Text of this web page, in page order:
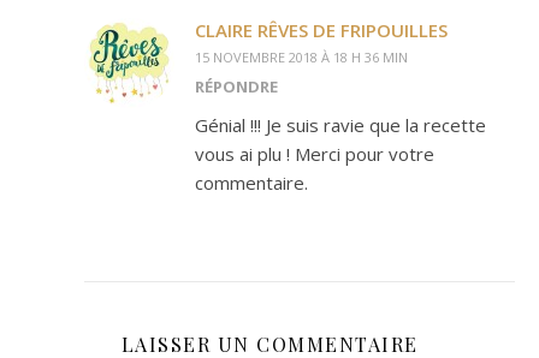
CLAIRE RÊVES DE FRIPOUILLES
15 NOVEMBRE 2018 À 18 H 36 MIN
RÉPONDRE
Génial !!! Je suis ravie que la recette
vous ai plu ! Merci pour votre
commentaire.
LAISSER UN COMMENTAIRE